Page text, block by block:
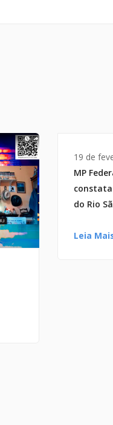
19 de
MP
do Rio
Leia